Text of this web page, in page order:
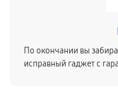
По окончании вы
исправный гаджет с